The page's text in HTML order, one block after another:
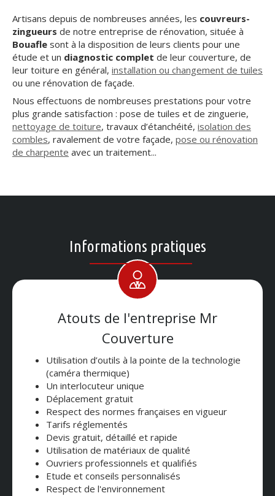
Artisans depuis de nombreuses années, les couvreurs-
zingueurs de notre entreprise de rénovation, située à
Bouafle sont à la disposition de leurs clients pour une
étude et un diagnostic complet de leur couverture, de
leur toiture en général, installation ou changement de tuiles
ou une rénovation de façade.
Nous effectuons de nombreuses prestations pour votre
plus grande satisfaction : pose de tuiles et de zinguerie,
nettoyage de toiture, travaux d’étanchéité, isolation des
combles, ravalement de votre façade, pose ou rénovation
de charpente avec un traitement...
Informations pratiques
Atouts de l'entreprise Mr
Couverture
Utilisation d’outils à la pointe de la technologie
(caméra thermique)
Un interlocuteur unique
Déplacement gratuit
Respect des normes françaises en vigueur
Tarifs réglementés
Devis gratuit, détaillé et rapide
Utilisation de matériaux de qualité
Ouvriers professionnels et qualifiés
Etude et conseils personnalisés
Respect de l'environnement